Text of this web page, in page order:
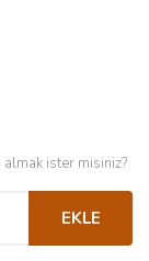
ister misiniz?
EKLE